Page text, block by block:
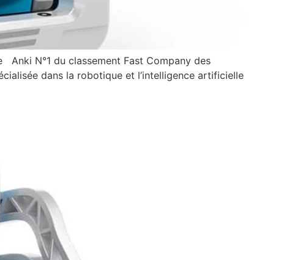
Anki N°1 du classement Fast Company des
dans la robotique et l’intelligence artificielle